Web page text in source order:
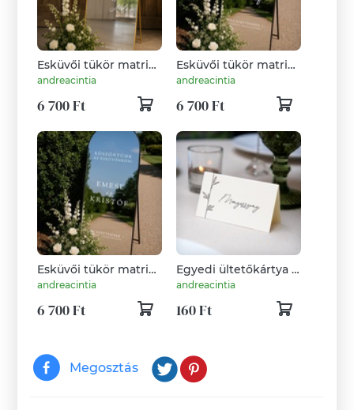
Esküvői tükör matrica
- Logóval
andreacintia
6 700 Ft
Esküvői tükör matrica
- Logóval
andreacintia
6 700 Ft
Esküvői tükör matrica
- Logóval
andreacintia
6 700 Ft
Egyedi ültetőkártya -
menühöz passzoló
andreacintia
160 Ft
Megosztás